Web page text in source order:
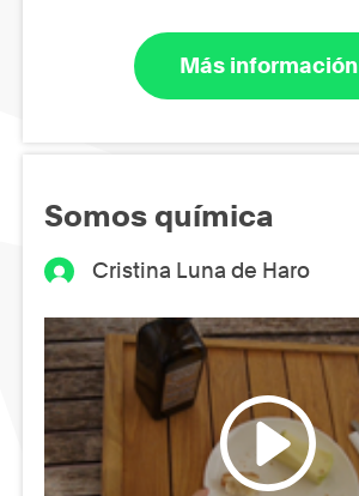
Más información
Somos química
Cristina Luna de Haro